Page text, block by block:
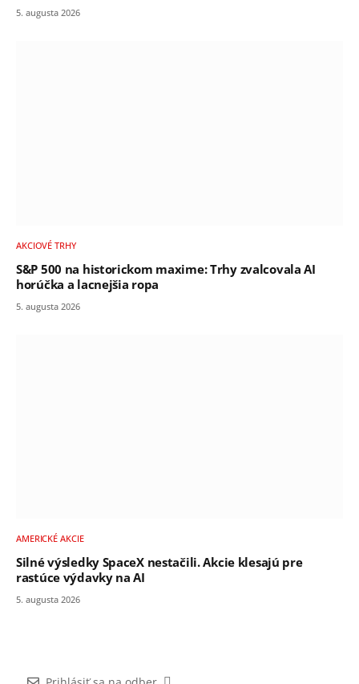
5. augusta 2026
AKCIOVÉ TRHY
S&P 500 na historickom maxime: Trhy zvalcovala AI
horúčka a lacnejšia ropa
5. augusta 2026
AMERICKÉ AKCIE
Silné výsledky SpaceX nestačili. Akcie klesajú pre
rastúce výdavky na AI
5. augusta 2026